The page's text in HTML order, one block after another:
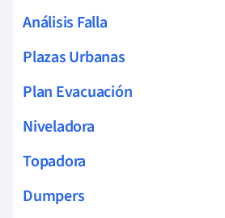
Análisis Falla
Plazas Urbanas
Plan Evacuación
Niveladora
Topadora
Dumpers